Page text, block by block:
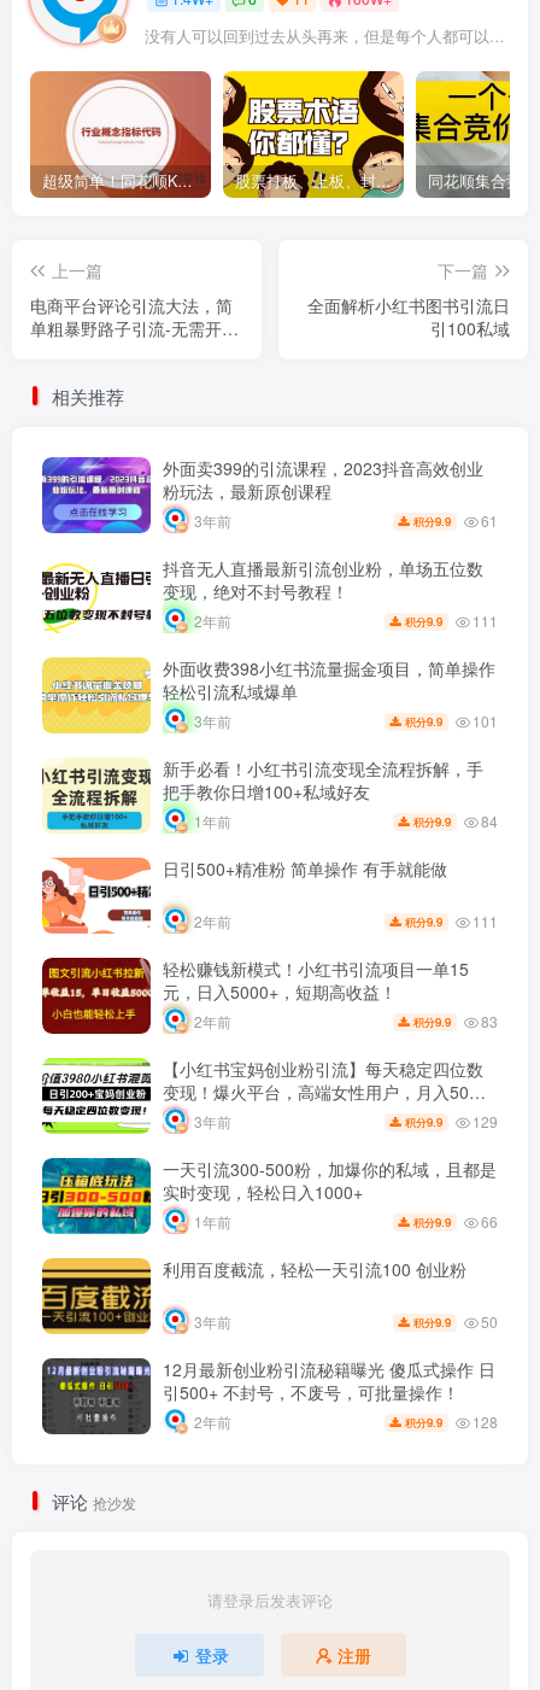
没有人可以回到过去从头再来，但是每个人都可以从今天开始，创造一个全新的结局
超级简单！同花顺K线界面显示行业概念指标代码图解 股票打板、上板、封板、翘板、炸板是什么意思？炒股你必须懂的暗语！
上一篇
电商平台评论引流大法，简
单粗暴野路子引流-无需开店
下一篇
全面解析小红书图书引流日
引100私域
相关推荐
外面卖399的引流课程，2023抖音高效创业
粉玩法，最新原创课程
3年前 积分9.9 61
抖音无人直播最新引流创业粉，单场五位数
变现，绝对不封号教程！
2年前 积分9.9 111
外面收费398小红书流量掘金项目，简单操作
轻松引流私域爆单
3年前 积分9.9 101
新手必看！小红书引流变现全流程拆解，手
把手教你日增100+私域好友
1年前 积分9.9 84
日引500+精准粉 简单操作 有手就能做
2年前 积分9.9 111
轻松赚钱新模式！小红书引流项目一单15
元，日入5000+，短期高收益！
2年前 积分9.9 83
【小红书宝妈创业粉引流】每天稳定四位数
变现！爆火平台，高端女性用户，月入50W
近在咫尺！
3年前 积分9.9 129
一天引流300-500粉，加爆你的私域，且都是
实时变现，轻松日入1000+
1年前 积分9.9 66
利用百度截流，轻松一天引流100 创业粉
3年前 积分9.9 50
12月最新创业粉引流秘籍曝光 傻瓜式操作 日
引500+ 不封号，不废号，可批量操作！
2年前 积分9.9 128
评论 抢沙发
请登录后发表评论
登录 注册